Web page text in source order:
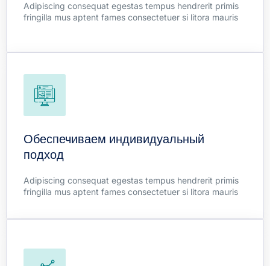
Adipiscing consequat egestas tempus hendrerit primis
fringilla mus aptent fames consectetuer si litora mauris
Learn more
Обеспечиваем индивидуальный
подход
Adipiscing consequat egestas tempus hendrerit primis
fringilla mus aptent fames consectetuer si litora mauris
Marketing Strategies
Duis himenaeos letius tellus fames lacinia natoque libero
mollis aliquet sodales potenti.
Learn more
Sustainability Consulting